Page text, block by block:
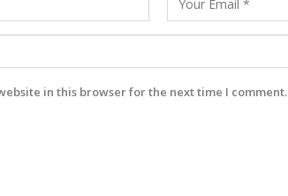
in this browser for the next time I comment.